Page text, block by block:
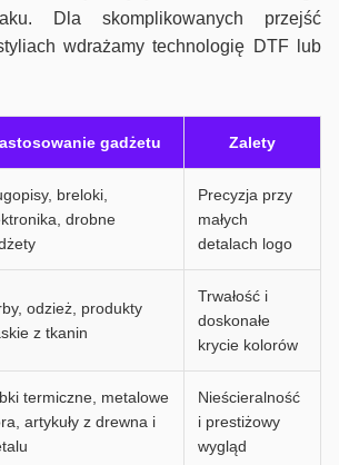
Dla skomplikowanych przejść
wdrażamy technologię DTF lub
gadżetu Zalety
breloki,
drobne
Precyzja przy
małych
detalach logo
odzież, produkty
z tkanin
Trwałość i
doskonałe
krycie kolorów
termiczne, metalowe
artykuły z drewna i
Nieścieralność
i prestiżowy
wygląd